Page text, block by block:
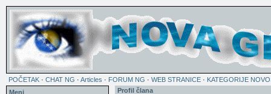
POČETAK · CHAT NG · Articles · FORUM NG · WEB STRANICE · KATEGORIJE
Meni
Profil člana